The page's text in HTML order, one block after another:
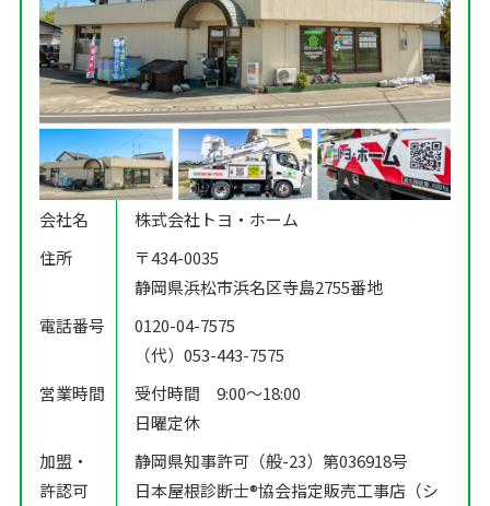
会社名
株式会社トヨ・ホーム
住所
〒434-0035
静岡県浜松市浜名区寺島2755番地
電話番号
0120-04-7575
（代）053-443-7575
営業時間
受付時間 9:00〜18:00
日曜定休
加盟・
許認可
静岡県知事許可（般-23）第036918号
日本屋根診断士®️協会指定販売工事店（シ